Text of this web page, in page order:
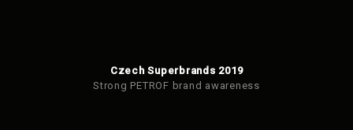
Czech Superbrands 2019
Strong PETROF brand awareness